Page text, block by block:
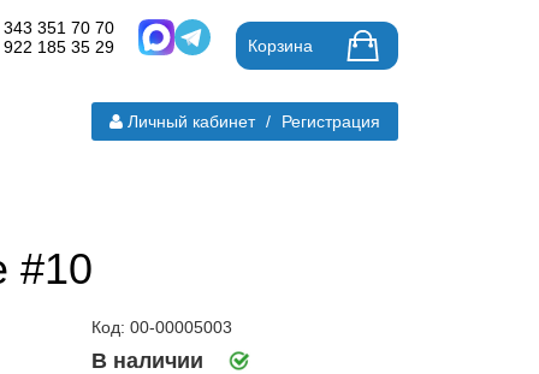
343 351 70 70
922 185 35 29
Корзина
Личный кабинет / Регистрация
#10
Код: 00-00005003
В наличии